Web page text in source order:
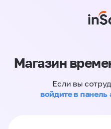
Магазин
Если вы
войдите в